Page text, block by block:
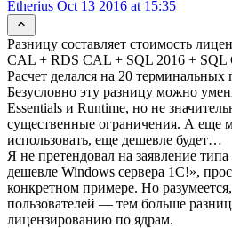
Etherius Oct 13 2016 at 15:35
Разницу составляет стоимость
CAL + RDS CAL + SQL 2016 + SQL
Расчет делался на 20 терминальных
Безусловно эту разницу можно
Essentials и Runtime, но не
существенные ограничения. А еще
использовать, еще дешевле будет…
Я не претендовал на заявление
дешевле Windows сервера 1С!»,
конкретном примере. Но
пользователей — тем больше
лицензированию по ядрам.